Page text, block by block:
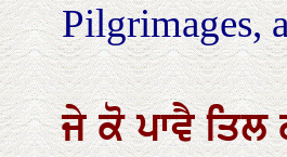
Pilgrimages,
ਜੇਕੋਪਾਵੈਤਿਲ